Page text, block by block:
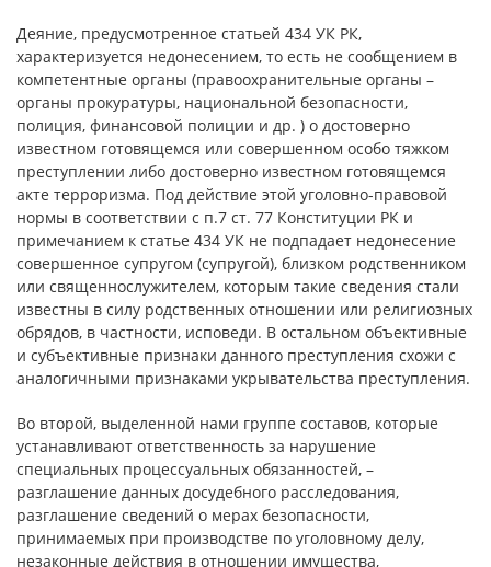
Деяние, предусмотренное статьей 434 УК РК,
характеризуется недонесением, то есть не сообщением в
компетентные органы (правоохранительные органы –
органы прокуратуры, национальной безопасности,
полиция, финансовой полиции и др. ) о достоверно
известном готовящемся или совершенном особо тяжком
преступлении либо достоверно известном готовящемся
акте терроризма. Под действие этой уголовно-правовой
нормы в соответствии с п.7 ст. 77 Конституции РК и
примечанием к статье 434 УК не подпадает недонесение
совершенное супругом (супругой), близком родственником
или священнослужителем, которым такие сведения стали
известны в силу родственных отношении или религиозных
обрядов, в частности, исповеди. В остальном объективные
и субъективные признаки данного преступления схожи с
аналогичными признаками укрывательства преступления.
Во второй, выделенной нами группе составов, которые
устанавливают ответственность за нарушение
специальных процессуальных обязанностей, –
разглашение данных досудебного расследования,
разглашение сведений о мерах безопасности,
принимаемых при производстве по уголовному делу,
незаконные действия в отношении имущества,